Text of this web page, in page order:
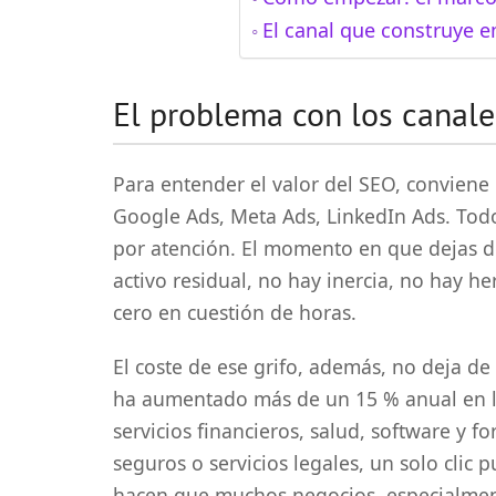
El canal que construye
El problema con los
Para entender el valor del SEO,
Google Ads, Meta Ads, LinkedIn Ads.
por atención. El momento en que dejas
activo residual, no hay inercia, no hay
cero en cuestión de horas.
El coste de ese grifo, además, no deja
ha aumentado más de un 15 % anual
servicios financieros, salud, software y
seguros o servicios legales, un solo clic